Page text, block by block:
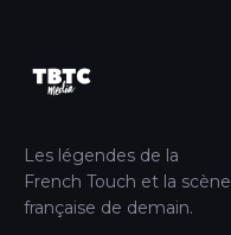
Les légendes de la
French Touch et la scène
française de demain.